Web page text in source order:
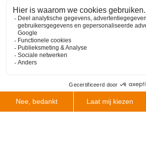
Wat is de
het gieten van